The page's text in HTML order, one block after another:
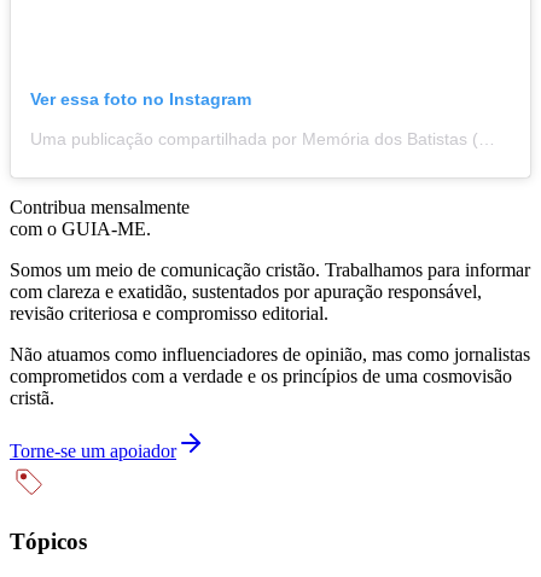
Ver essa foto no Instagram
Contribua mensalmente
com o GUIA-ME.
Somos um meio de comunicação cristão. Trabalhamos para informar
com clareza e exatidão, sustentados por apuração responsável,
revisão criteriosa e compromisso editorial.
Não atuamos como influenciadores de opinião, mas como jornalistas
comprometidos com a verdade e os princípios de uma cosmovisão
cristã.
Torne-se um apoiador
Tópicos